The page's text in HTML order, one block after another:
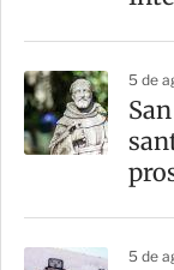
5 de
5 de